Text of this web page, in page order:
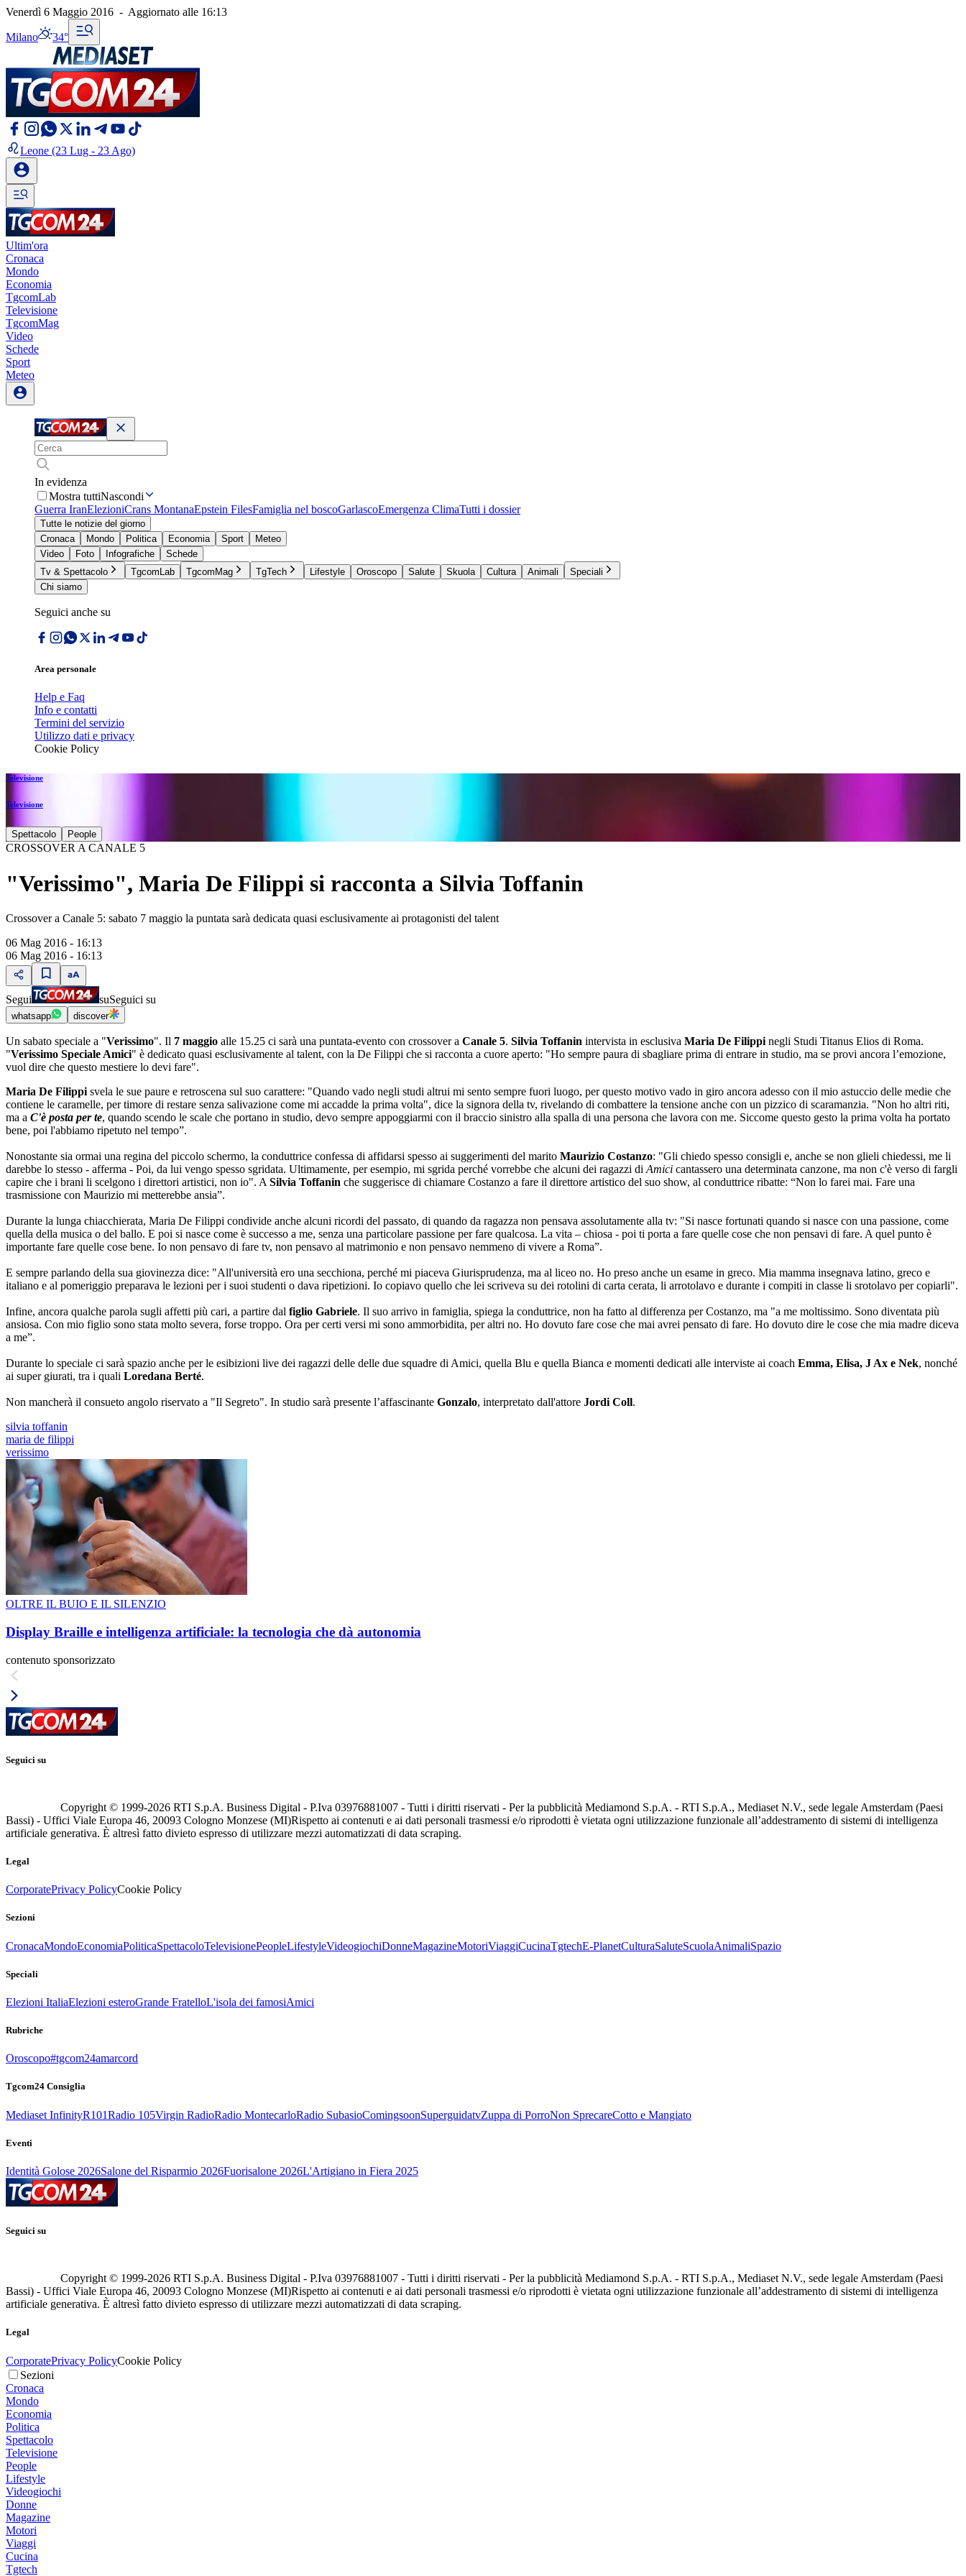
Venerdì 6 Maggio 2016 - Aggiornato alle 16:13
Milano 34°
Leone (23 Lug - 23 Ago)
Ultim'ora
Cronaca
Mondo
Economia
TgcomLab
Televisione
TgcomMag
Video
Schede
Sport
Meteo
In evidenza
Mostra tuttiNascondi
Guerra IranElezioniCrans MontanaEpstein FilesFamiglia nel boscoGarlascoEmergenza ClimaTutti i dossier
Tutte le notizie del giorno
Cronaca
Mondo Politica Economia Sport
Meteo
Video
Foto Infografiche
Schede
Tv & Spettacolo
TgcomLab TgcomMag TgTech Lifestyle Oroscopo Salute Skuola Cultura Animali
Speciali
Chi siamo
Seguici anche su
Area personale
Help e Faq
Info e contatti
Termini del servizio
Utilizzo dati e privacy
Cookie Policy
Televisione
Televisione
Spettacolo People
CROSSOVER A CANALE 5
"Verissimo", Maria De Filippi si racconta a Silvia Toffanin
Crossover a Canale 5: sabato 7 maggio la puntata sarà dedicata quasi esclusivamente ai protagonisti del talent
06 Mag 2016 - 16:13
06 Mag 2016 - 16:13
Segui suSeguici su
whatsapp discover
Un sabato speciale a "Verissimo". Il 7 maggio alle 15.25 ci sarà una puntata-evento con crossover a Canale 5. Silvia Toffanin intervista in esclusiva Maria De Filippi negli Studi Titanus Elios di Roma.
"Verissimo Speciale Amici" è dedicato quasi esclusivamente al talent, con la De Filippi che si racconta a cuore aperto: "Ho sempre paura di sbagliare prima di entrare in studio, ma se provi ancora l’emozione,
vuol dire che questo mestiere lo devi fare".
Maria De Filippi svela le sue paure e retroscena sul suo carattere: "Quando vado negli studi altrui mi sento sempre fuori luogo, per questo motivo vado in giro ancora adesso con il mio astuccio delle medie che
contiene le caramelle, per timore di restare senza salivazione come mi accadde la prima volta", dice la signora della tv, rivelando di combattere la tensione anche con un pizzico di scaramanzia. "Non ho altri riti,
ma a C'è posta per te, quando scendo le scale che portano in studio, devo sempre appoggiarmi con il braccio sinistro alla spalla di una persona che lavora con me. Siccome questo gesto la prima volta ha portato
bene, poi l'abbiamo ripetuto nel tempo”.
Nonostante sia ormai una regina del piccolo schermo, la conduttrice confessa di affidarsi spesso ai suggerimenti del marito Maurizio Costanzo: "Gli chiedo spesso consigli e, anche se non glieli chiedessi, me li
darebbe lo stesso - afferma - Poi, da lui vengo spesso sgridata. Ultimamente, per esempio, mi sgrida perché vorrebbe che alcuni dei ragazzi di Amici cantassero una determinata canzone, ma non c'è verso di fargli
capire che i brani li scelgono i direttori artistici, non io". A Silvia Toffanin che suggerisce di chiamare Costanzo a fare il direttore artistico del suo show, al conduttrice ribatte: “Non lo farei mai. Fare una
trasmissione con Maurizio mi metterebbe ansia”.
Durante la lunga chiacchierata, Maria De Filippi condivide anche alcuni ricordi del passato, di quando da ragazza non pensava assolutamente alla tv: "Si nasce fortunati quando si nasce con una passione, come
quella della musica o del ballo. E poi si nasce come è successo a me, senza una particolare passione per fare qualcosa. La vita – chiosa - poi ti porta a fare quelle cose che non pensavi di fare. A quel punto è
importante fare quelle cose bene. Io non pensavo di fare tv, non pensavo al matrimonio e non pensavo nemmeno di vivere a Roma”.
E sempre parlando della sua giovinezza dice: "All'università ero una secchiona, perché mi piaceva Giurisprudenza, ma al liceo no. Ho preso anche un esame in greco. Mia mamma insegnava latino, greco e
italiano e al pomeriggio preparava le lezioni per i suoi studenti o dava ripetizioni. Io copiavo quello che lei scriveva su dei rotolini di carta cerata, li arrotolavo e durante i compiti in classe li srotolavo per copiarli".
Infine, ancora qualche parola sugli affetti più cari, a partire dal figlio Gabriele. Il suo arrivo in famiglia, spiega la conduttrice, non ha fatto al differenza per Costanzo, ma "a me moltissimo. Sono diventata più
ansiosa. Con mio figlio sono stata molto severa, forse troppo. Ora per certi versi mi sono ammorbidita, per altri no. Ho dovuto fare cose che mai avrei pensato di fare. Ho dovuto dire le cose che mia madre diceva
a me”.
Durante lo speciale ci sarà spazio anche per le esibizioni live dei ragazzi delle delle due squadre di Amici, quella Blu e quella Bianca e momenti dedicati alle interviste ai coach Emma, Elisa, J Ax e Nek, nonché
ai super giurati, tra i quali Loredana Berté.
Non mancherà il consueto angolo riservato a "Il Segreto". In studio sarà presente l’affascinante Gonzalo, interpretato dall'attore Jordi Coll.
silvia toffanin
maria de filippi
verissimo
OLTRE IL BUIO E IL SILENZIO
Display Braille e intelligenza artificiale: la tecnologia che dà autonomia
contenuto sponsorizzato
Seguici su
Copyright © 1999-2026 RTI S.p.A. Business Digital - P.Iva 03976881007 - Tutti i diritti riservati - Per la pubblicità Mediamond S.p.A. - RTI S.p.A., Mediaset N.V., sede legale Amsterdam (Paesi
Bassi) - Uffici Viale Europa 46, 20093 Cologno Monzese (MI)Rispetto ai contenuti e ai dati personali trasmessi e/o riprodotti è vietata ogni utilizzazione funzionale all’addestramento di sistemi di intelligenza
artificiale generativa. È altresì fatto divieto espresso di utilizzare mezzi automatizzati di data scraping.
Legal
CorporatePrivacy PolicyCookie Policy
Sezioni
CronacaMondoEconomiaPoliticaSpettacoloTelevisionePeopleLifestyleVideogiochiDonneMagazineMotoriViaggiCucinaTgtechE-PlanetCulturaSaluteScuolaAnimaliSpazio
Speciali
Elezioni ItaliaElezioni esteroGrande FratelloL'isola dei famosiAmici
Rubriche
Oroscopo#tgcom24amarcord
Tgcom24 Consiglia
Mediaset InfinityR101Radio 105Virgin RadioRadio MontecarloRadio SubasioComingsoonSuperguidatvZuppa di PorroNon SprecareCotto e Mangiato
Eventi
Identità Golose 2026Salone del Risparmio 2026Fuorisalone 2026L'Artigiano in Fiera 2025
Seguici su
Copyright © 1999-2026 RTI S.p.A. Business Digital - P.Iva 03976881007 - Tutti i diritti riservati - Per la pubblicità Mediamond S.p.A. - RTI S.p.A., Mediaset N.V., sede legale Amsterdam (Paesi
Bassi) - Uffici Viale Europa 46, 20093 Cologno Monzese (MI)Rispetto ai contenuti e ai dati personali trasmessi e/o riprodotti è vietata ogni utilizzazione funzionale all’addestramento di sistemi di intelligenza
artificiale generativa. È altresì fatto divieto espresso di utilizzare mezzi automatizzati di data scraping.
Legal
CorporatePrivacy PolicyCookie Policy
Sezioni
Cronaca
Mondo
Economia
Politica
Spettacolo
Televisione
People
Lifestyle
Videogiochi
Donne
Magazine
Motori
Viaggi
Cucina
Tgtech